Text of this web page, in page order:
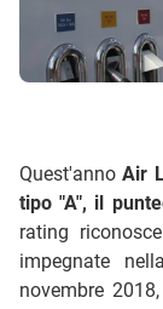
Quest'annoAir
tipo "A", il
rating
impegnate
novembre